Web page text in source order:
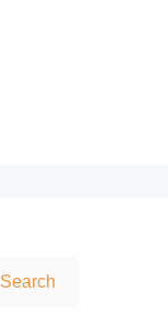
Search